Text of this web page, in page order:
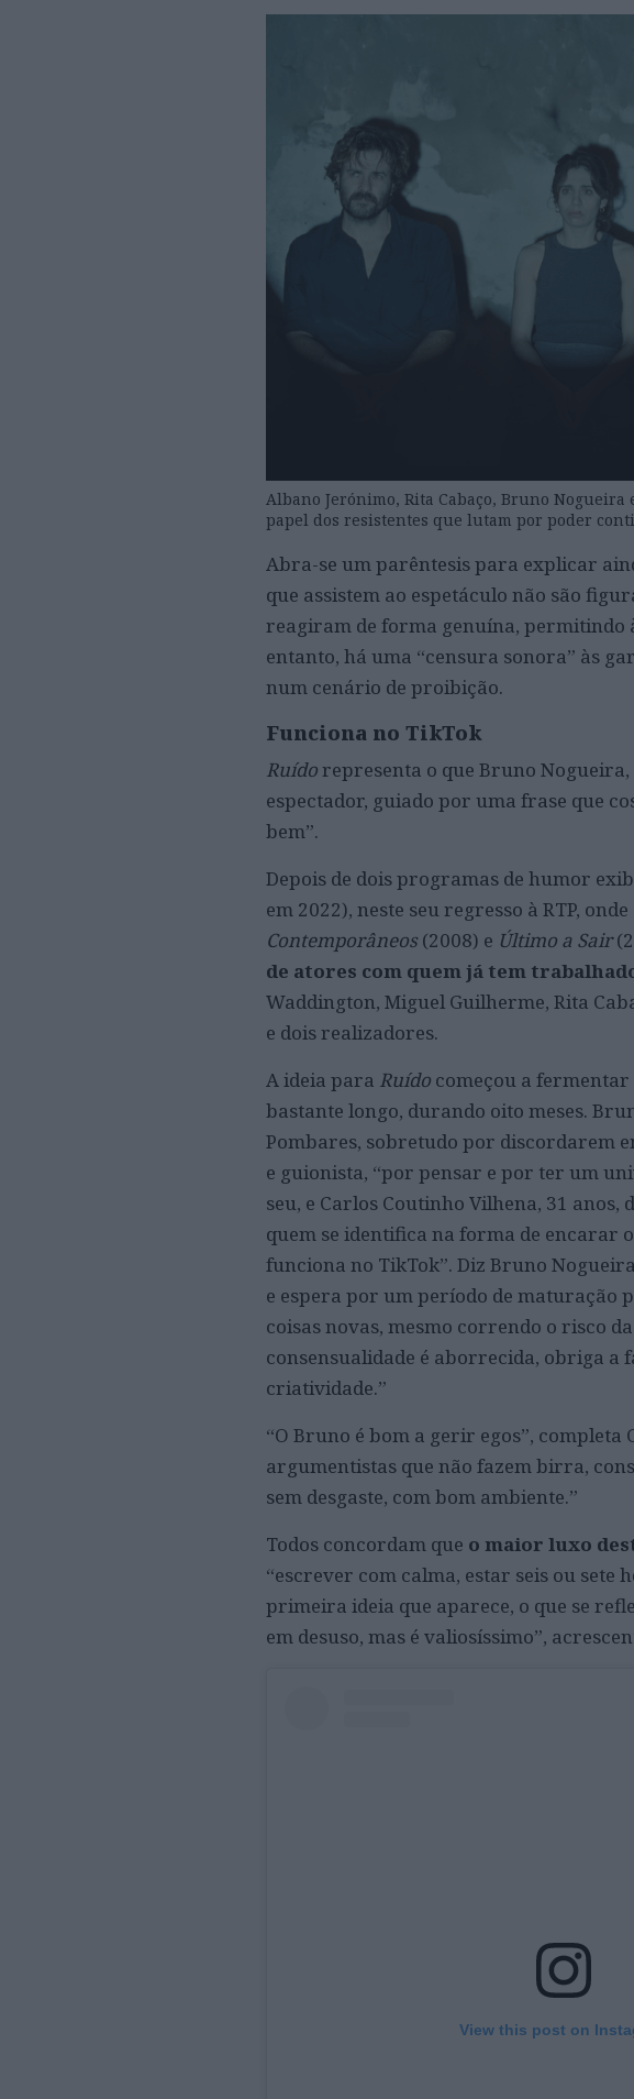
Albano Jerónimo, Rita Cabaço, Bruno
papel dos resistentes que lutam por poder
Abra-se um parêntesis para explicar
que assistem ao espetáculo não são
reagiram de forma genuína, permitindo
entanto, há uma “censura sonora” às
num cenário de proibição.
Funciona no TikTok
Ruído representa o que Bruno
espectador, guiado por uma frase que
bem”.
Depois de dois programas de humor
em 2022), neste seu regresso à RTP,
Contemporâneos (2008) e Último a Sair
de atores com quem já tem
Waddington, Miguel Guilherme, Rita
e dois realizadores.
A ideia para Ruído começou a fermentar
bastante longo, durando oito meses.
Pombares, sobretudo por discordarem
e guionista, “por pensar e por ter um
seu, e Carlos Coutinho Vilhena, 31
quem se identifica na forma de encarar
funciona no TikTok”. Diz Bruno
e espera por um período de maturação
coisas novas, mesmo correndo o risco
consensualidade é aborrecida, obriga a
criatividade.”
“O Bruno é bom a gerir egos”, completa
argumentistas que não fazem birra,
sem desgaste, com bom ambiente.”
Todos concordam que o maior luxo
“escrever com calma, estar seis ou sete
primeira ideia que aparece, o que se
em desuso, mas é valiosíssimo”,
View this post on